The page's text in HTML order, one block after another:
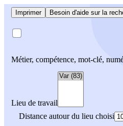
Imprimer Besoin d'aide sur la
Métier, compétence, mot-clé,
Lieu de travail
Distance autour du lieu choisi